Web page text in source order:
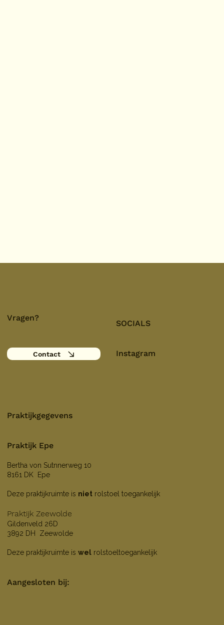
SOCIALS
Instagram
Aangesloten bij:
Vragen?
Contact
Praktijkgegevens
Praktijk Epe
Bertha von Sutnnerweg 10
8161 DK Epe
Deze praktijkruimte is nietrolstoel toegankelijk
Praktijk Zeewolde
Gildenveld 26D
3892 DH Zeewolde
Deze praktijkruimte is welrolstoeltoegankelijk